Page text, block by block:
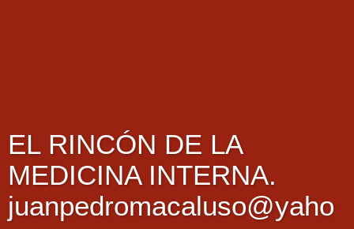
EL RINCÓN DE LA
MEDICINA INTERNA.
juanpedromacaluso@yaho